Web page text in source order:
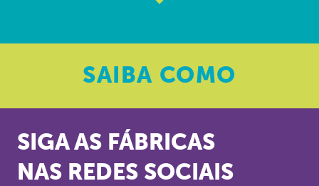
SAIBA COMO
SIGA AS FÁBRICAS
NAS REDES SOCIAIS